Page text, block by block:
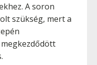
A soron
szükség, mert a